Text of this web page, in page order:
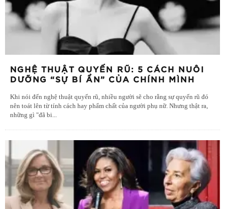
NGHỆ THUẬT QUYẾN RŨ: 5 CÁCH NUÔI
DƯỠNG “SỰ BÍ ẨN” CỦA CHÍNH MÌNH
Khi nói đến nghệ thuật quyến rũ, nhiều người sẽ cho rằng sự quyến rũ đó
nên toát lên từ tính cách hay phẩm chất của người phụ nữ. Nhưng thật ra,
những gì "đã bi...